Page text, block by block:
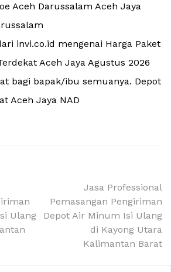
Aceh Darussalam Aceh Jaya
invi.co.id mengenai Harga Paket
Aceh Jaya Agustus 2026
bagi bapak/ibu semuanya. Depot
Aceh Jaya NAD
Ulang
Jasa Professional
Pemasangan Pengiriman
Depot Air Minum Isi Ulang
di Kayong Utara
Kalimantan Barat